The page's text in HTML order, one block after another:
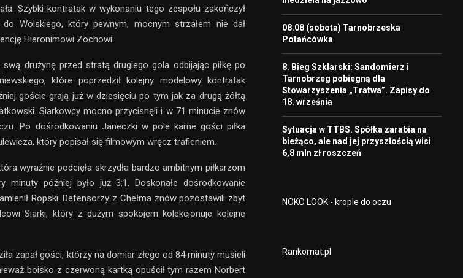
Szybki kontratak w wykonaniu tego zespołu zakończył
Wolskiego, który pewnym, mocnym strzałem nie dał
Hieronimowi Zochowi.
drużynę przed stratą drugiego gola odbijając piłkę po
które poprzedził kolejny modelowy kontratak
goście grają już w dziesięciu po tym jak za drugą żółtą
Siarkowcy mocno przycisnęli i w 71 minucie znów
Po dośrodkowaniu Janeczki w pole karne gości piłka
który popisał się filmowym wręcz trafieniem.
wyraźnie podcięła skrzydła bardzo ambitnym piłkarzom
minuty później było już 3:1. Doskonałe dośrodkowanie
Ropski. Defensorzy z Chełma znów pozostawili zbyt
Siarki, który z dużym spokojem kolekcjonuje kolejne
zapał gości, którzy na domiar złego od 84 minuty musieli
boisko z czerwoną kartką opuścił tym razem Norbert
08.08 (sobota) Tarnobrzeska
Potańcówka
8. Bieg Szklarski: Sandomierz i
Tarnobrzeg pobiegną dla
Stowarzyszenia „Tratwa”. Zapisy do
18. września
Sytuacja w TTBS. Spółka zarabia na
bieżąco, ale nad jej przyszłością wisi
6,8 mln zł roszczeń
NOKO LOOK - krople do oczu
Rankomat.pl